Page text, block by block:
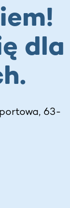
dla
63-